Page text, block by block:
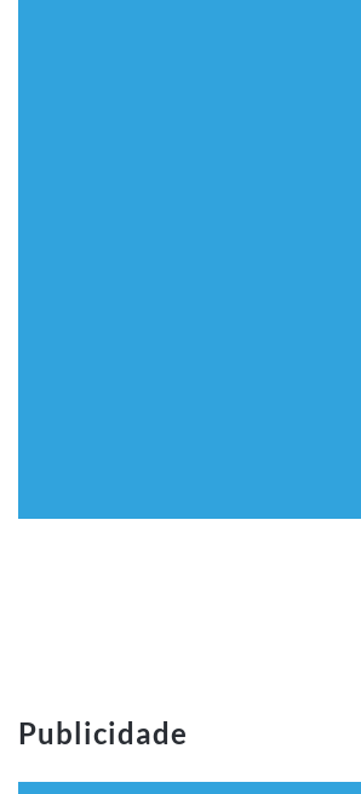
Publicidade